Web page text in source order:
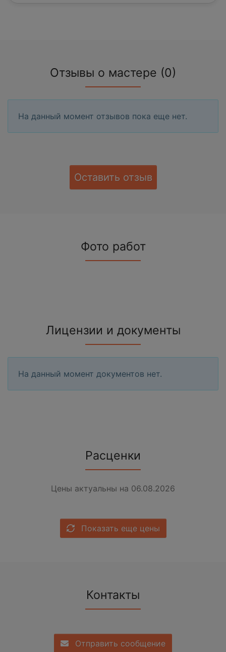
Отзывы о мастере (0)
На данный момент отзывов пока еще нет.
Оставить отзыв
Фото работ
Лицензии и документы
На данный момент документов нет.
Расценки
Цены актуальны на 06.08.2026
Показать еще цены
Контакты
Отправить сообщение